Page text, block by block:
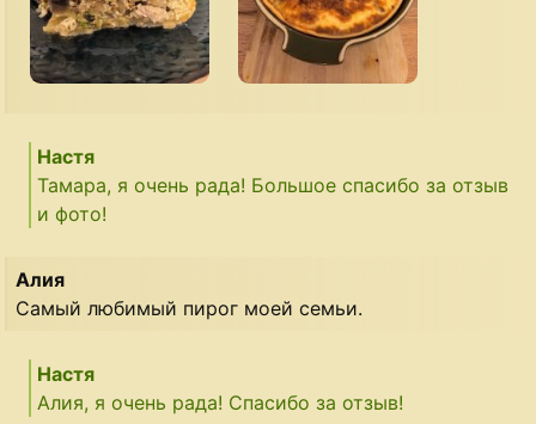
Настя
Тамара, я очень рада! Большое спасибо за отзыв
и фото!
Алия
Самый любимый пирог моей семьи.
Настя
Алия, я очень рада! Спасибо за отзыв!